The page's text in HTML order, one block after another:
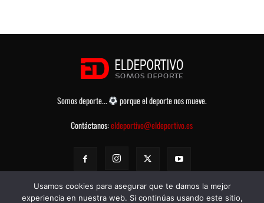
Somos deporte...
porque el deporte nos mueve.
Contáctanos:eldeportivo@eldeportivo.es
Usamos cookies para asegurar que te damos la mejor
experiencia en nuestra web. Si continúas usando este sitio,